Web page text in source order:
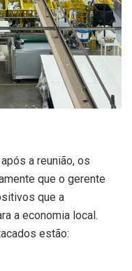
a reunião, os
que o gerente
que a
a economia local.
estão: